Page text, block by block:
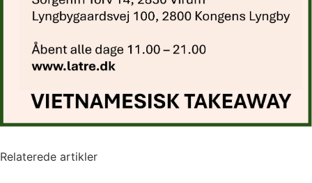
Relaterede artikler